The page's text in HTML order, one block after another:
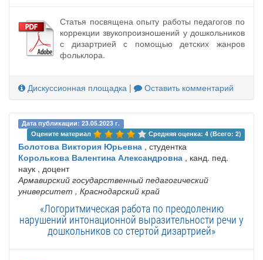
Статья посвящена опыту работы педагогов по
коррекции звукопроизношений у дошкольников
с дизартрией с помощью детских жанров
фольклора.
Дискуссионная площадка | Оставить комментарий
Дата публикации: 23.05.2023 г.
Оцените материал
Средняя оценка: 4 (Всего: 2)
Болотова Виктория Юрьевна , студентка
Королькова Валентина Александровна , канд. пед.
наук , доцент
Армавирский государственный педагогический
университет , Краснодарский край
«Логоритмическая работа по преодолению
нарушений интонационной выразительности речи у
дошкольников со стертой дизартрией»